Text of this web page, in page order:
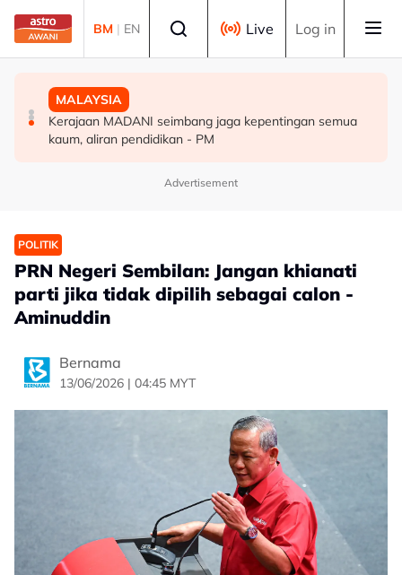
Skip to main content
BM | EN Live Log in
MALAYSIA
91.7 peratus pekerja tetap GLIC, GLC terima gaji
sekurang-kurangnya RM3,100 setakat akhir 2025
MALAYSIA
Malaysia, Kemboja komited perkukuh kerjasama
pertahanan
MALAYSIA
Kerajaan MADANI seimbang jaga kepentingan semua
kaum, aliran pendidikan - PM
Advertisement
POLITIK
PRN Negeri Sembilan: Jangan khianati
parti jika tidak dipilih sebagai calon -
Aminuddin
Bernama
13/06/2026 | 04:45 MYT